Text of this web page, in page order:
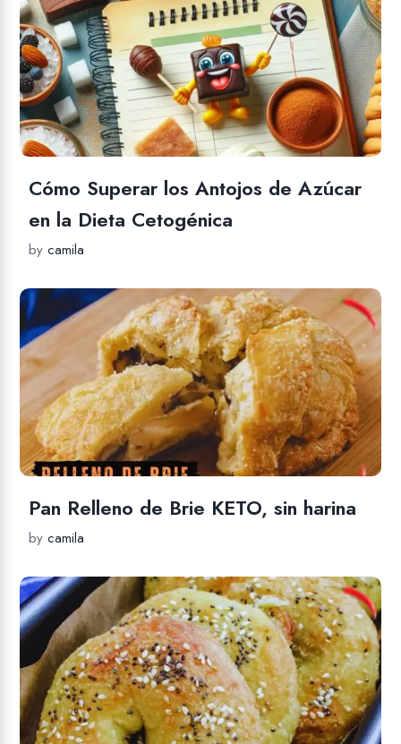
Cómo Superar los Antojos de Azúcar
en la Dieta Cetogénica
bycamila
Pan Relleno de Brie KETO, sin harina
bycamila